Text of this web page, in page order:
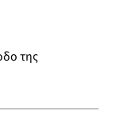
της
περίοδο της